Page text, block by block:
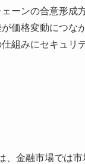
ーンの合意形成
価格変動につな
組みにセキュリ
、金融市場では